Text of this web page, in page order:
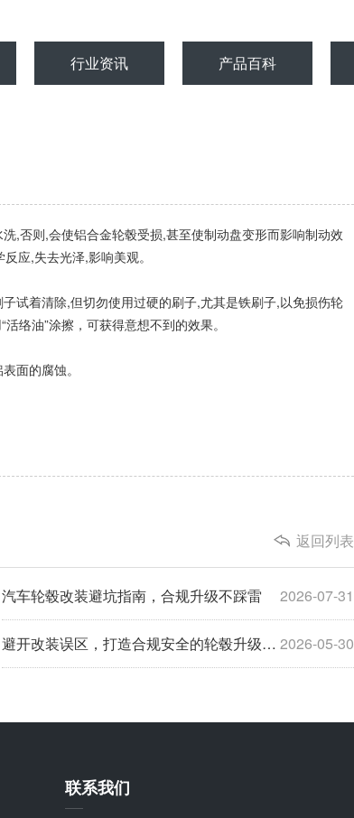
行业资讯 产品百科
,否则,会使铝合金轮毂受损,甚至使制动盘变形而影响制动效
应,失去光泽,影响美观。
试着清除,但切勿使用过硬的刷子,尤其是铁刷子,以免损伤轮
络油”涂擦，可获得意想不到的效果。
面的腐蚀。
返回列表
2026-07-31
汽车轮毂改装避坑指南，合规升级不踩雷
2026-05-30
避开改装误区，打造合规安全的轮毂升级方案
联系我们